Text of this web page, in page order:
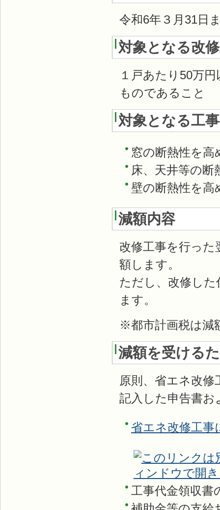
令和6年３月31日
対象となる改
１戸あたり50万
ものであること
対象となる工
窓の断熱性を高
床、天井等の断
壁の断熱性を高
減額内容
改修工事を行った
額します。
ただし、改修し
ます。
※都市計画税は減
減額を受ける
原則、省エネ改
記入した申告書
省エネ改修工事
工事代金領収書